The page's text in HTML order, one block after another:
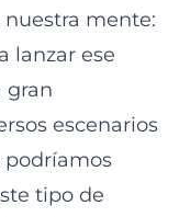
mente:
lanzar ese
gran
escenarios
podríamos
tipo de